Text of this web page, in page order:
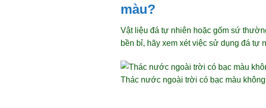
màu?
Vật liệu đá tự nhiên hoặc gốm sứ
bền bỉ, hãy xem xét việc sử dụng đá tự
Thác nước ngoài trời có bạc màu không